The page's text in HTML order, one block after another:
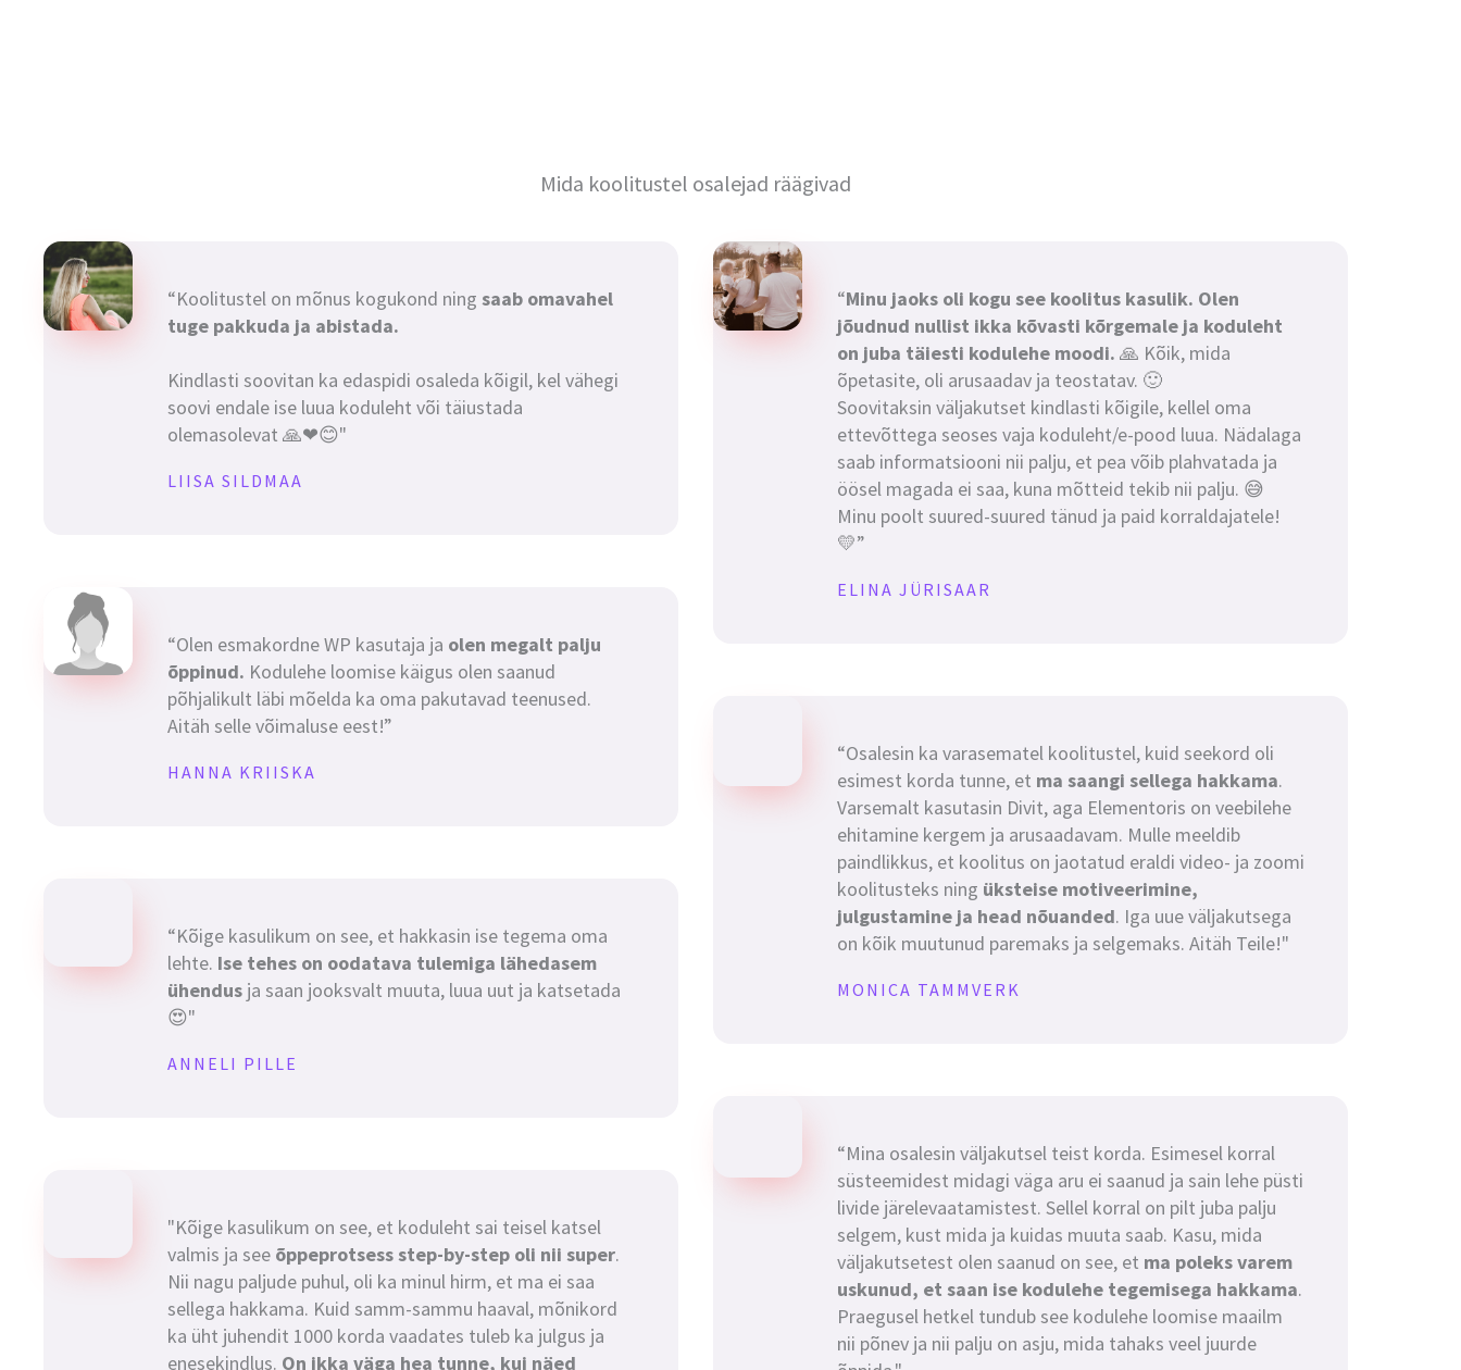
Mida koolitustel osalejad räägivad
“Koolitustel on mõnus kogukond ning saab omavahel
tuge pakkuda ja abistada.
Kindlasti soovitan ka edaspidi osaleda kõigil, kel vähegi
soovi endale ise luua koduleht või täiustada
olemasolevat 🙏❤😊"
LIISA SILDMAA
“Olen esmakordne WP kasutaja ja olen megalt palju
õppinud. Kodulehe loomise käigus olen saanud
põhjalikult läbi mõelda ka oma pakutavad teenused.
Aitäh selle võimaluse eest!”
HANNA KRIISKA
“Kõige kasulikum on see, et hakkasin ise tegema oma
lehte. Ise tehes on oodatava tulemiga lähedasem
ühendusja saan jooksvalt muuta, luua uut ja katsetada
😍"
ANNELI PILLE
"Kõige kasulikum on see, et koduleht sai teisel katsel
valmis ja see õppeprotsess step-by-step oli nii super.
Nii nagu paljude puhul, oli ka minul hirm, et ma ei saa
sellega hakkama. Kuid samm-sammu haaval, mõnikord
ka üht juhendit 1000 korda vaadates tuleb ka julgus ja
enesekindlus. On ikka väga hea tunne, kui näed
“Minu jaoks oli kogu see koolitus kasulik. Olen
jõudnud nullist ikka kõvasti kõrgemale ja koduleht
on juba täiesti kodulehe moodi. 🙏 Kõik, mida
õpetasite, oli arusaadav ja teostatav. 🙂
Soovitaksin väljakutset kindlasti kõigile, kellel oma
ettevõttega seoses vaja koduleht/e-pood luua. Nädalaga
saab informatsiooni nii palju, et pea võib plahvatada ja
öösel magada ei saa, kuna mõtteid tekib nii palju. 😅
Minu poolt suured-suured tänud ja paid korraldajatele!
💛”
ELINA JÜRISAAR
“Osalesin ka varasematel koolitustel, kuid seekord oli
esimest korda tunne, et ma saangi sellega hakkama.
Varsemalt kasutasin Divit, aga Elementoris on veebilehe
ehitamine kergem ja arusaadavam. Mulle meeldib
paindlikkus, et koolitus on jaotatud eraldi video- ja zoomi
koolitusteks ning üksteise motiveerimine,
julgustamine ja head nõuanded. Iga uue väljakutsega
on kõik muutunud paremaks ja selgemaks. Aitäh Teile!"
MONICA TAMMVERK
“Mina osalesin väljakutsel teist korda. Esimesel korral
süsteemidest midagi väga aru ei saanud ja sain lehe püsti
livide järelevaatamistest. Sellel korral on pilt juba palju
selgem, kust mida ja kuidas muuta saab. Kasu, mida
väljakutsetest olen saanud on see, et ma poleks varem
uskunud, et saan ise kodulehe tegemisega hakkama.
Praegusel hetkel tundub see kodulehe loomise maailm
nii põnev ja nii palju on asju, mida tahaks veel juurde